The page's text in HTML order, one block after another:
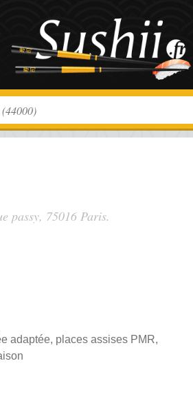
passy, 75016 Paris.
adaptée, places assises PMR,